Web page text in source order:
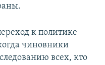
к политике
чиновники
всех, кто